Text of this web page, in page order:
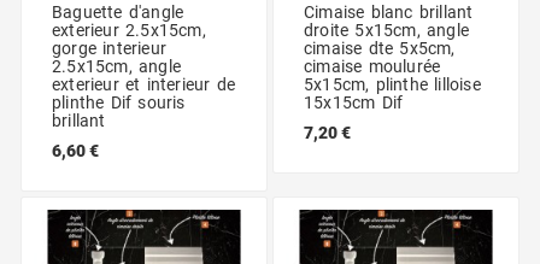
Baguette d'angle
exterieur 2.5x15cm,
gorge interieur
2.5x15cm, angle
exterieur et interieur de
plinthe Dif souris
brillant
6,60 €
Cimaise blanc brillant
droite 5x15cm, angle
cimaise dte 5x5cm,
cimaise moulurée
5x15cm, plinthe lilloise
15x15cm Dif
7,20 €